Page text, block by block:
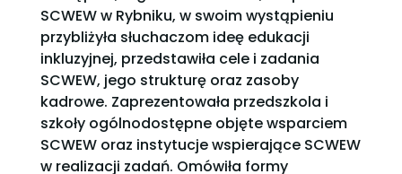
SCWEW w Rybniku, w swoim wystąpieniu
przybliżyła słuchaczom ideę edukacji
inkluzyjnej, przedstawiła cele i zadania
SCWEW, jego strukturę oraz zasoby
kadrowe. Zaprezentowała przedszkola i
szkoły ogólnodostępne objęte wsparciem
SCWEW oraz instytucje wspierające SCWEW
w realizacji zadań. Omówiła formy